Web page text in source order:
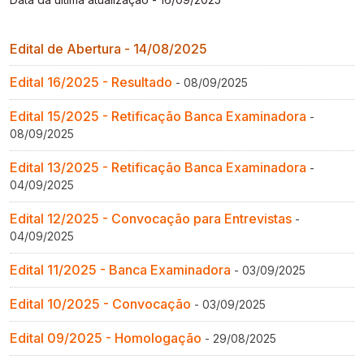
Edital de Abertura - 14/08/2025
Edital 16/2025 - Resultado - 08/09/2025
Edital 15/2025 - Retificação Banca Examinadora -
08/09/2025
Edital 13/2025 - Retificação Banca Examinadora -
04/09/2025
Edital 12/2025 - Convocação para Entrevistas -
04/09/2025
Edital 11/2025 - Banca Examinadora - 03/09/2025
Edital 10/2025 - Convocação - 03/09/2025
Edital 09/2025 - Homologação - 29/08/2025
Gestão de Ambientes Promotores de Inovação
Especialização em Gestão de Ambientes de
Aprendizagem [PDE]
Docência na Educação Infantil [DINF]
Gestão Escolar [GESC]
Gestão de Ambientes Promotores de Inovação
Especialização em Gestão de Ambientes de
Aprendizagem [PDE]
Docência na Educação Infantil [DINF]
Gestão Escolar [GESC]
Gestão de Ambientes Promotores de Inovação
Especialização em Gestão de Ambientes de
Aprendizagem [PDE]
Docência na Educação Infantil [DINF]
Gestão Escolar [GESC]
Gestão de Ambientes Promotores de Inovação
Especialização em Gestão de Ambientes de
Aprendizagem [PDE]
Docência na Educação Infantil [DINF]
Gestão Escolar [GESC]
Gestão de Ambientes Promotores de Inovação
Especialização em Gestão de Ambientes de
Aprendizagem [PDE]
Docência na Educação Infantil [DINF]
Gestão Escolar [GESC]